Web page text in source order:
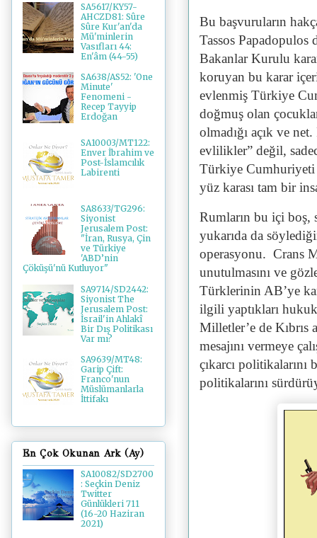
Bu başvuruların
Tassos Papadopulos
Bakanlar Kurulu
koruyan bu karar
evlenmiş Türkiye
doğmuş olan
olmadığı açık ve
evlilikler” değil,
Türkiye Cumhuriyeti
yüz karası tam bir
Rumların bu içi boş,
yukarıda da
operasyonu. Crans
unutulmasını ve
Türklerinin AB’ye
ilgili yaptıkları
Milletler’e de Kıbrıs
mesajını vermeye
çıkarcı
politikalarını
SA5617/KY57-
AHCZD81: Sûre
Sûre Kur'an'da
Mü'minlerin
Vasıfları 44:
En'âm (44-55)
SA638/AS52: 'One
Minute'
Fenomeni -
Recep Tayyip
Erdoğan
SA10003/MT122:
Enver İbrahim ve
Post-İslamcılık
Labirenti
SA8633/TG296:
Siyonist
Jerusalem Post:
"İran, Rusya, Çin
ve Türkiye
'ABD’nin
Çöküşü'nü Kutluyor"
SA9714/SD2442:
Siyonist The
Jerusalem Post:
İsrail'in Ahlakî
Bir Dış Politikası
Var mı?
SA9639/MT48:
Garip Çift:
Franco'nun
Müslümanlarla
İttifakı
En Çok Okunan Ark (Ay)
SA10082/SD2700
: Seçkin Deniz
Twitter
Günlükleri 711
(16-20 Haziran
2021)